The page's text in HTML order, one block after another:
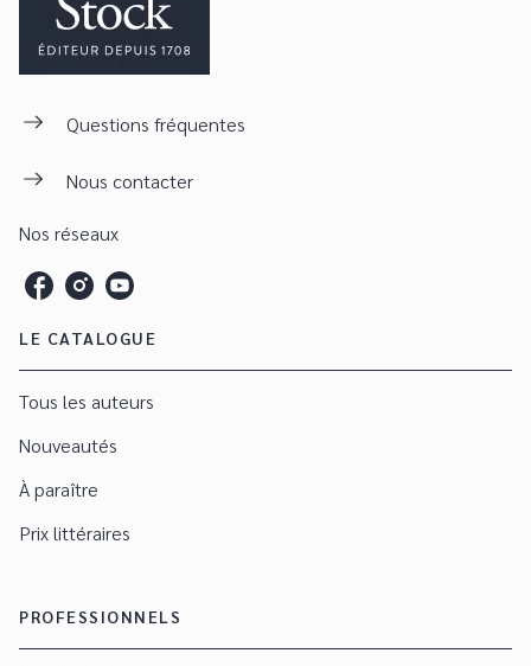
Questions fréquentes
Nous contacter
Nos réseaux
LE CATALOGUE
Tous les auteurs
Nouveautés
À paraître
Prix littéraires
PROFESSIONNELS